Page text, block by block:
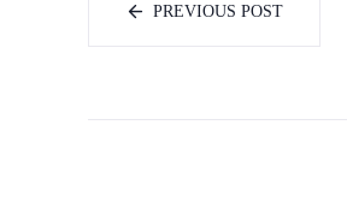
PREVIOUS POST